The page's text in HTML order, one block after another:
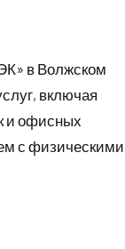
в Волжском
включая
и офисных
с физическими